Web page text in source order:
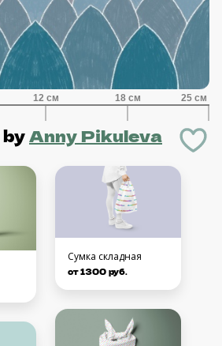
byAnny Pikuleva
Сумка складная
от 1300 руб.